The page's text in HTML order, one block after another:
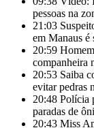
pessoas na
21:03
em Manaus é
20:59
companheira
20:53 Saiba
evitar pedras
20:48 Polícia
paradas de
20:43 Miss